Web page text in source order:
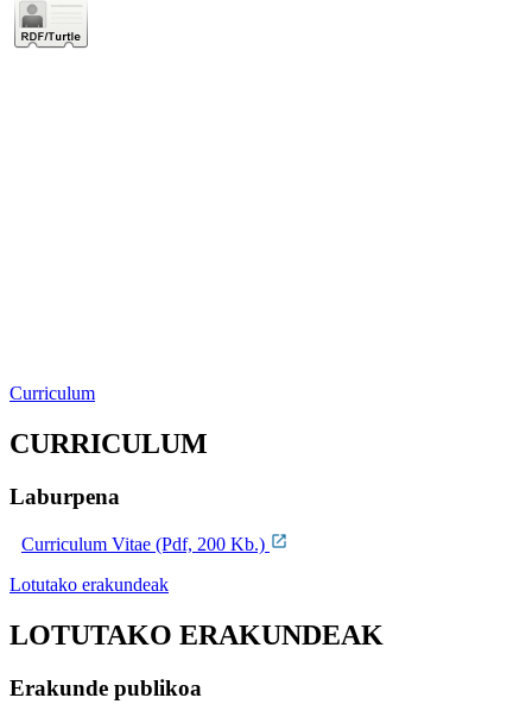
Curriculum
CURRICULUM
Laburpena
Curriculum Vitae (Pdf, 200 Kb.)
Lotutako erakundeak
LOTUTAKO ERAKUNDEAK
Erakunde publikoa